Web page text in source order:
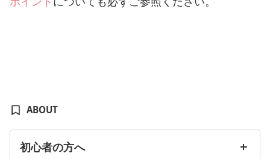
ABOUT
初心者の方へ